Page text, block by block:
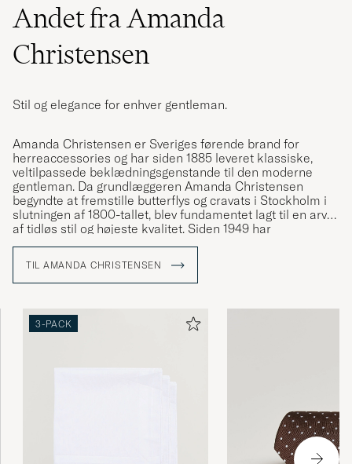
Andet fra Amanda
Christensen
Stil og elegance for enhver gentleman.
Amanda Christensen er Sveriges førende brand for
herreaccessories og har siden 1885 leveret klassiske,
veltilpassede beklædningsgenstande til den moderne
gentleman. Da grundlæggeren Amanda Christensen
begyndte at fremstille butterflys og cravats i Stockholm i
slutningen af 1800-tallet, blev fundamentet lagt til en arv
af tidløs stil og højeste kvalitet. Siden 1949 har
virksomheden været kongelig hofleverandør og tilbyder i
manchetknapper – detaljer der forstærker
personligheden og stilen hos bevidste mænd verden over.
Comosøen i Italien, hvor håndværket er blevet bevaret
gennem generationer.
TIL AMANDA CHRISTENSEN
3-PACK